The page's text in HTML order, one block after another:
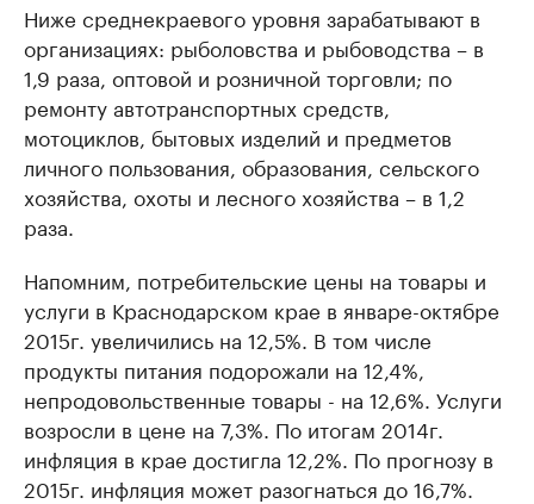
Ниже среднекраевого уровня зарабатывают в
организациях: рыболовства и рыбоводства – в
1,9 раза, оптовой и розничной торговли; по
ремонту автотранспортных средств,
мотоциклов, бытовых изделий и предметов
личного пользования, образования, сельского
хозяйства, охоты и лесного хозяйства – в 1,2
раза.
Напомним, потребительские цены на товары и
услуги в Краснодарском крае в январе-октябре
2015г. увеличились на 12,5%. В том числе
продукты питания подорожали на 12,4%,
непродовольственные товары - на 12,6%. Услуги
возросли в цене на 7,3%. По итогам 2014г.
инфляция в крае достигла 12,2%. По прогнозу в
2015г. инфляция может разогнаться до 16,7%.